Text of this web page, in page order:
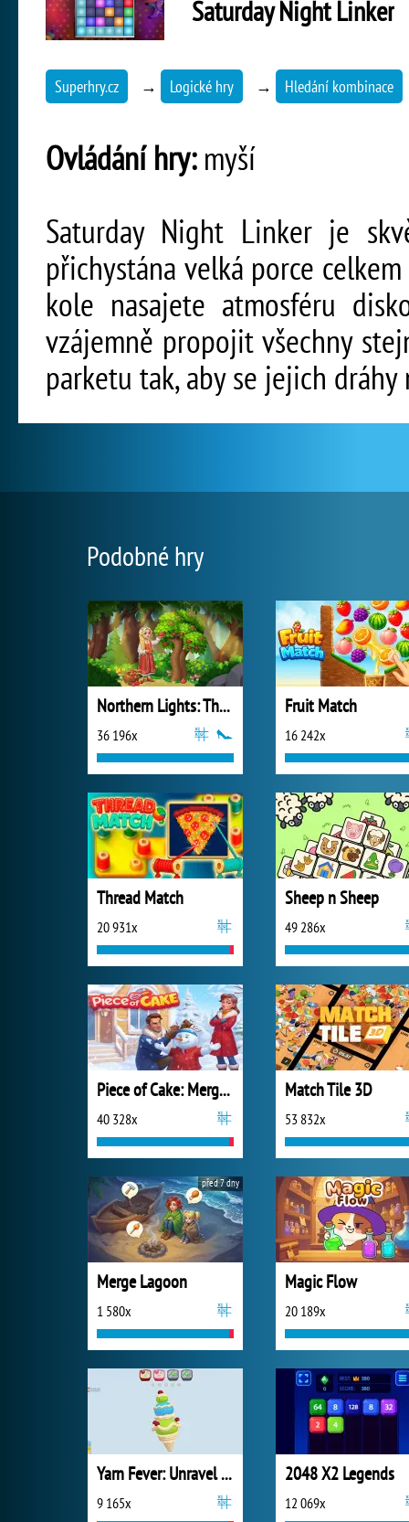
Saturday Night Linker
Superhry.cz → Logické hry → Hledání kombinace
Ovládání hry:myší
Saturday Night Linker je
přichystána velká porce
kole nasajete atmosféru
vzájemně propojit všechny
parketu tak, aby se jejich
Podobné hry
Northern Lights: The Secret of the Forest
36 196x
Fruit Match
16 242x
Thread Match
20 931x
Sheep n Sheep
49 286x
Piece of Cake: Merge and Bake
40 328x
Match Tile 3D
53 832x
Merge Lagoon
1 580x
před 7 dny
Magic Flow
20 189x
Yarn Fever: Unravel Puzzle
9 165x
2048 X2 Legends
12 069x